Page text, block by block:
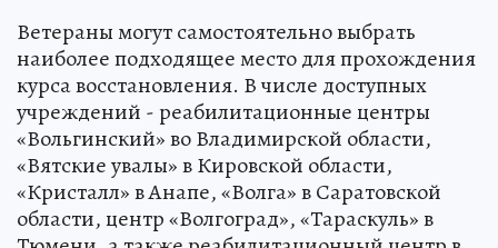
Ветераны могут самостоятельно выбрать
наиболее подходящее место для прохождения
курса восстановления. В числе доступных
учреждений - реабилитационные центры
«Вольгинский» во Владимирской области,
«Вятские увалы» в Кировской области,
«Кристалл» в Анапе, «Волга» в Саратовской
области, центр «Волгоград», «Тараскуль» в